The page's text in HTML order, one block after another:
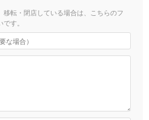
転・閉店している場合は、こちらのフ
す。